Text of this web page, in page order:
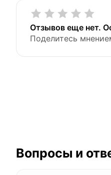
Отзывов еще нет.
Поделитесь
Вопросы и